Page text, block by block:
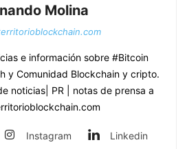
Molina
e información sobre #Bitcoin
y Comunidad Blockchain y cripto.
noticias| PR | notas de prensa a
Instagram Linkedin